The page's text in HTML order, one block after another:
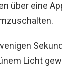
über eine
Licht